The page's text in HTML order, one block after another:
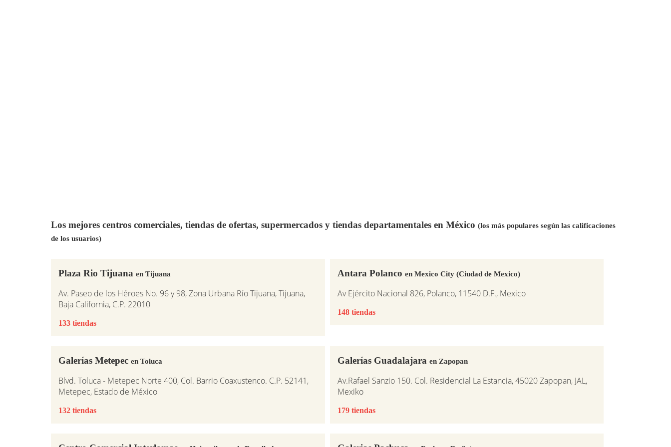
Los mejores centros comerciales, tiendas de ofertas, supermercados y tiendas departamentales en México (los más populares según las calificaciones
de los usuarios)
Plaza Rio Tijuana en Tijuana
Av. Paseo de los Héroes No. 96 y 98, Zona Urbana Río Tijuana, Tijuana,
Baja California, C.P. 22010
133 tiendas
Antara Polanco en Mexico City (Ciudad de Mexico)
Av Ejército Nacional 826, Polanco, 11540 D.F., Mexico
148 tiendas
Galerías Metepec en Toluca
Blvd. Toluca - Metepec Norte 400, Col. Barrio Coaxustenco. C.P. 52141,
Metepec, Estado de México
132 tiendas
Galerías Guadalajara en Zapopan
Av.Rafael Sanzio 150. Col. Residencial La Estancia, 45020 Zapopan, JAL,
Mexiko
179 tiendas